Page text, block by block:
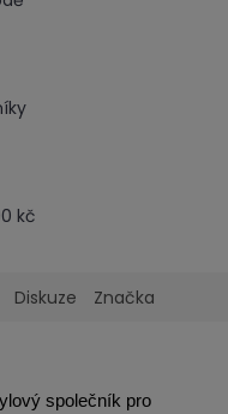
kč
Diskuze Značka
společník pro